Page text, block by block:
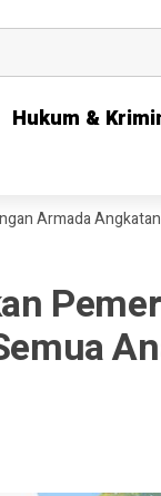
Hukum &
Hukum &
Angkatan Laut RRT